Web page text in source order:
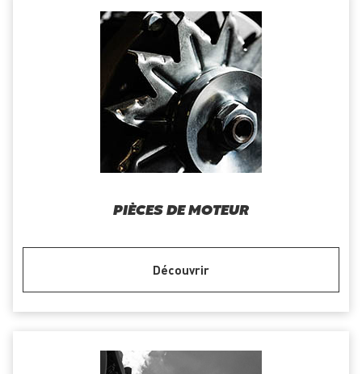
PIÈCES DE MOTEUR
Découvrir